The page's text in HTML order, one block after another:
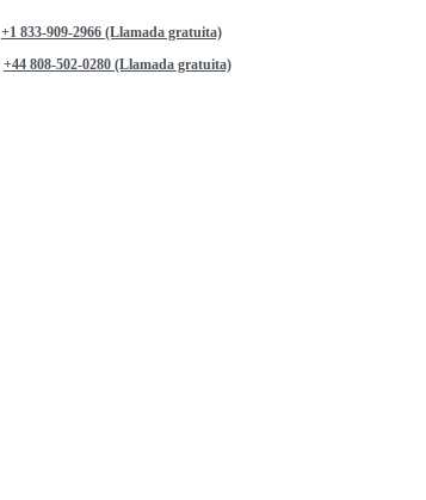
+1 833-909-2966 (Llamada gratuita)
+44 808-502-0280 (Llamada gratuita)